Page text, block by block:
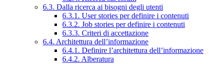
6.3. Dalla ricerca ai bisogni degli utenti
6.3.1. User stories per definire i contenuti
6.3.2. Job stories per definire i contenuti
6.3.3. Criteri di accettazione
6.4. Architettura dell’informazione
6.4.1. Definire l’architettura dell’informazione
6.4.2. Alberatura